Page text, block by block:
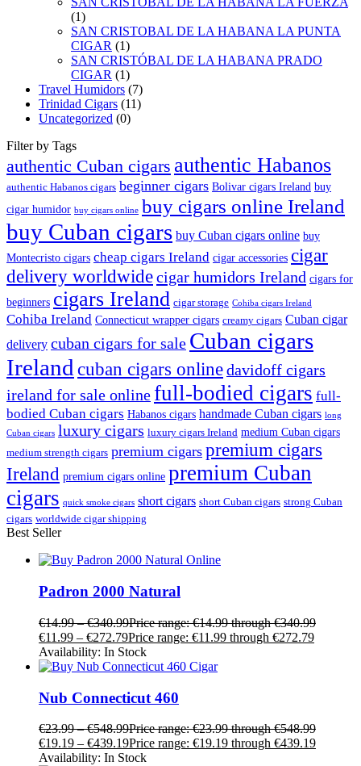
(1)
SAN CRISTOBAL DE LA HABANA LA PUNTA
CIGAR (1)
SAN CRISTÓBAL DE LA HABANA PRADO
CIGAR (1)
Travel Humidors (7)
Trinidad Cigars (11)
Uncategorized (0)
Filter by Tags
authentic Cuban cigars authentic Habanos
authentic Habanos cigars beginner cigars Bolivar cigars Ireland buy
cigar humidor buy cigars online buy cigars online Ireland
buy Cuban cigars buy Cuban cigars online buy
Montecristo cigars cheap cigars Ireland cigar accessories cigar
delivery worldwidecigar humidors Ireland cigars for
beginners cigars Ireland cigar storage Cohiba cigars Ireland
Cohiba Ireland Connecticut wrapper cigars creamy cigars Cuban cigar
delivery cuban cigars for sale Cuban cigars
Irelandcuban cigars onlinedavidoff cigars
ireland for sale onlinefull-bodied cigars full-
bodied Cuban cigars Habanos cigars handmade Cuban cigars long
Cuban cigars luxury cigars luxury cigars Ireland medium Cuban cigars
medium strength cigars premium cigars premium cigars
Ireland premium cigars online premium Cuban
cigars quick smoke cigars short cigars short Cuban cigars strong Cuban
cigars worldwide cigar shipping
Best Seller
Padron 2000 Natural
€14.99 – €340.99Price range: €14.99 through €340.99
€11.99 – €272.79Price range: €11.99 through €272.79
Availability: In Stock
Nub Connecticut 460
€23.99 – €548.99Price range: €23.99 through €548.99
€19.19 – €439.19Price range: €19.19 through €439.19
Availability: In Stock